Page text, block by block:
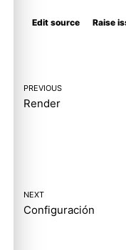
Edit source Raise
PREVIOUS
Render
NEXT
Configuración